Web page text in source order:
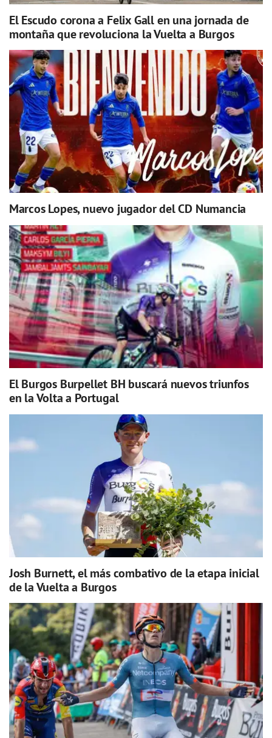
El Escudo corona a Felix Gall en una jornada de
montaña que revoluciona la Vuelta a Burgos
Marcos Lopes, nuevo jugador del CD Numancia
El Burgos Burpellet BH buscará nuevos triunfos
en la Volta a Portugal
Josh Burnett, el más combativo de la etapa inicial
de la Vuelta a Burgos